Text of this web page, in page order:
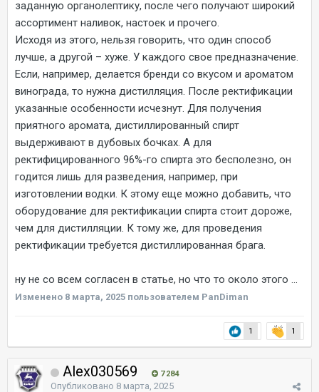
заданную органолептику, после чего получают широкий
ассортимент наливок, настоек и прочего.
Исходя из этого, нельзя говорить, что один способ
лучше, а другой – хуже. У каждого свое предназначение.
Если, например, делается бренди со вкусом и ароматом
винограда, то нужна дистилляция. После ректификации
указанные особенности исчезнут. Для получения
приятного аромата, дистиллированный спирт
выдерживают в дубовых бочках. А для
ректифицированного 96%-го спирта это бесполезно, он
годится лишь для разведения, например, при
изготовлении водки. К этому еще можно добавить, что
оборудование для ректификации спирта стоит дороже,
чем для дистилляции. К тому же, для проведения
ректификации требуется дистиллированная брага.
ну не со всем согласен в статье, но что то около этого ...
Изменено 8 марта, 2025 пользователем PanDiman
1 1
Alex030569 7 284
Опубликовано 8 марта, 2025